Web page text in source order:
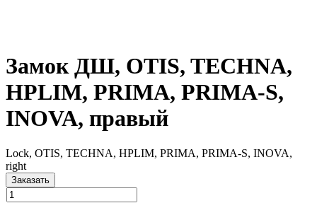
Замок ДШ, OTIS, TECHNA,
HPLIM, PRIMA, PRIMA-S,
INOVA, правый
Lock, OTIS, TECHNA, HPLIM, PRIMA, PRIMA-S, INOVA,
right
Заказать